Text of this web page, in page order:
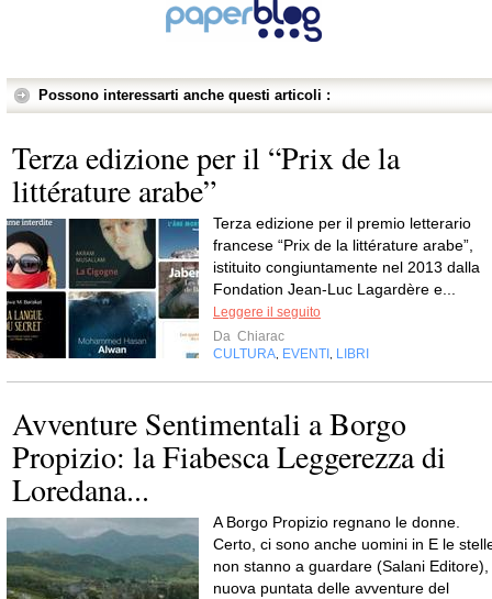
Possono interessarti anche questi articoli :
Terza edizione per il “Prix de la
littérature arabe”
Terza edizione per il premio letterario
francese “Prix de la littérature arabe”,
istituito congiuntamente nel 2013 dalla
Fondation Jean-Luc Lagardère e...
Leggere il seguito
Da Chiarac
CULTURA EVENTI LIBRI
Avventure Sentimentali a Borgo
Propizio: la Fiabesca Leggerezza di
Loredana...
A Borgo Propizio regnano le donne.
Certo, ci sono anche uomini in E le
non stanno a guardare (Salani Editore),
nuova puntata delle avventure del